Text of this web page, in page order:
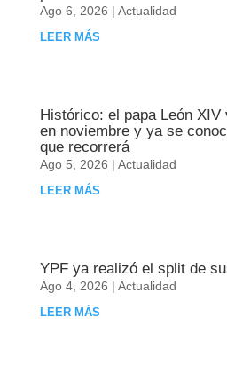
Ago 6, 2026 | Actualidad
LEER MÁS
Histórico: el papa León
en noviembre y ya se
que recorrerá
Ago 5, 2026 | Actualidad
LEER MÁS
YPF ya realizó el split de
Ago 4, 2026 | Actualidad
LEER MÁS